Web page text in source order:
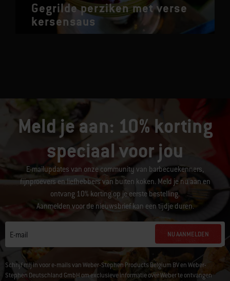
Gegrilde perziken met verse
kersensaus
Meld je aan: 10% korting
speciaal voor jou
E-mailupdates van onze community van barbecuekenners,
fijnproevers en liefhebbers van buiten koken. Meld je nu aan en
ontvang 10% korting op je eerste bestelling.
Aanmelden voor de nieuwsbrief kan een tijdje duren.
E-mail NU AANMELDEN
Schrijf mij in voor e-mails van Weber-Stephen Products Belgium BV en Weber-
Stephen Deutschland GmbH om exclusieve informatie over Weber te ontvangen